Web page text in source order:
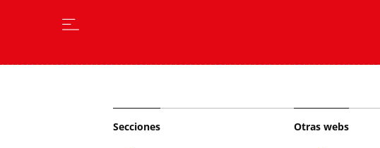
Secciones Otras webs